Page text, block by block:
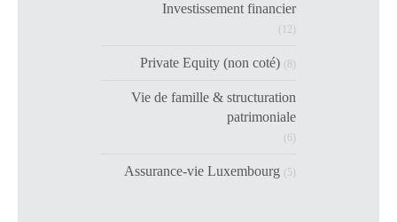
Investissement financier
(12)
Private Equity (non coté) (8)
Vie de famille & structuration
patrimoniale
(6)
Assurance-vie Luxembourg (5)